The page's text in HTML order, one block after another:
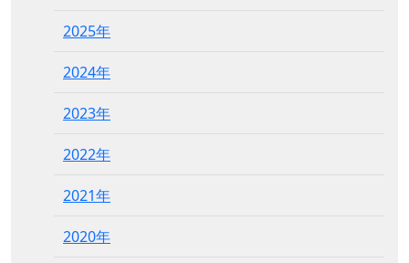
2025年
2024年
2023年
2022年
2021年
2020年